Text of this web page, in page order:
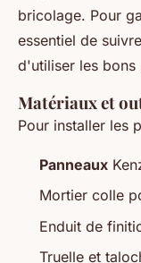
bricolage. Pour
essentiel de
d'utiliser les bons
Matériaux et
Pour installer les
Panneaux
Mortier colle
Enduit de
Truelle et